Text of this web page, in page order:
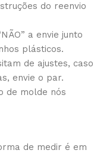
do reenvio
a envie junto
plásticos.
de ajustes, caso
envie o par.
de molde nós
de medir é em